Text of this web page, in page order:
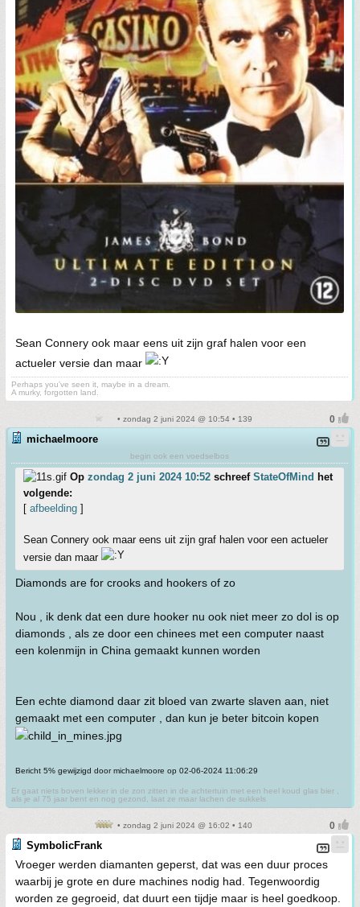
Sean Connery ook maar eens uit zijn graf halen voor een
actueler versie dan maar
Perhaps you've seen it, maybe in a dream.
A murky, forgotten land.
• zondag 2 juni 2024 @ 10:54 • 139
michaelmoore
begin ook een voedselbos
Op zondag 2 juni 2024 10:52 schreef StateOfMind het
volgende:
[ afbeelding ]
Sean Connery ook maar eens uit zijn graf halen voor een actueler
versie dan maar
Diamonds are for crooks and hookers of zo
Nou , ik denk dat een dure hooker nu ook niet meer zo dol is op
diamonds , als ze door een chinees met een computer naast
een kolenmijn in China gemaakt kunnen worden
Een echte diamond daar zit bloed van zwarte slaven aan, niet
gemaakt met een computer , dan kun je beter bitcoin kopen
Bericht 5% gewijzigd door michaelmoore op 02-06-2024 11:06:29
Er gaat niets boven lekker in de zon zitten in de achtertuin met een heel koud glas bier ,
als je al 75 jaar bent en nog gezond, laat ze maar lachen de sukkels
• zondag 2 juni 2024 @ 16:02 • 140
SymbolicFrank
Vroeger werden diamanten geperst, dat was een duur proces
waarbij je grote en dure machines nodig had. Tegenwoordig
worden ze gegroeid, dat duurt een tijdje maar is heel goedkoop.